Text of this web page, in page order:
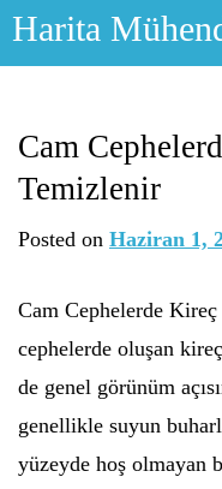
Skip
Harita
Cam
Temizlenir
Posted on Haziran 1,
Cam Cephelerde
cephelerde oluşan
de genel görünüm
genellikle suyun
yüzeyde hoş olmayan